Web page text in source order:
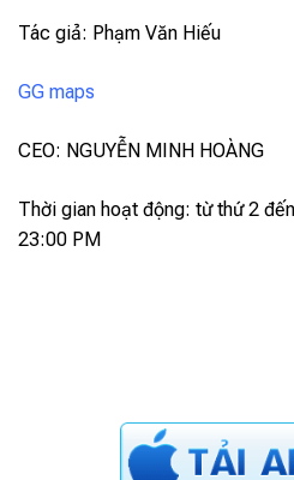
Tác giả: Phạm Văn Hiếu
GG maps
CEO: NGUYỄN MINH HOÀNG
Thời gian hoạt động: từ thứ 2
23:00 PM